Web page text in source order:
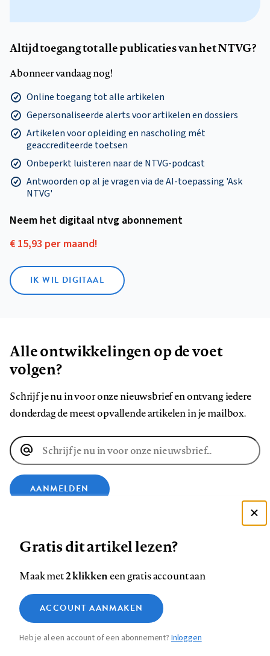
Altijd toegang tot alle publicaties van het NTVG?
Abonneer vandaag nog!
Online toegang tot alle artikelen
Gepersonaliseerde alerts voor artikelen en dossiers
Artikelen voor opleiding en nascholing mét
geaccrediteerde toetsen
Onbeperkt luisteren naar de NTVG-podcast
Antwoorden op al je vragen via de AI-toepassing 'Ask
NTVG'
Neem het digitaal ntvg abonnement
€ 15,93 per maand!
IK WIL DIGITAAL
Alle ontwikkelingen op de voet
volgen?
Schrijf je nu in voor onze nieuwsbrief en ontvang iedere
donderdag de meest opvallende artikelen in je mailbox.
E-
mailadres
AANMELDEN
op
Facebook
op
LinkedIn
op
Bluesky
ons
op
InstagramYouTube
Footer
Contact Colofon Disclaimer Privacy
Medische vragen verdienen
betrouwbare antwoorden
Zie onze cookie policy
Analytische cookies
Marketing cookies
Gratis dit artikel lezen?
Maak met2 klikkeneen gratis account aan
ACCOUNT AANMAKEN
Heb je al een account of een abonnement?Inloggen